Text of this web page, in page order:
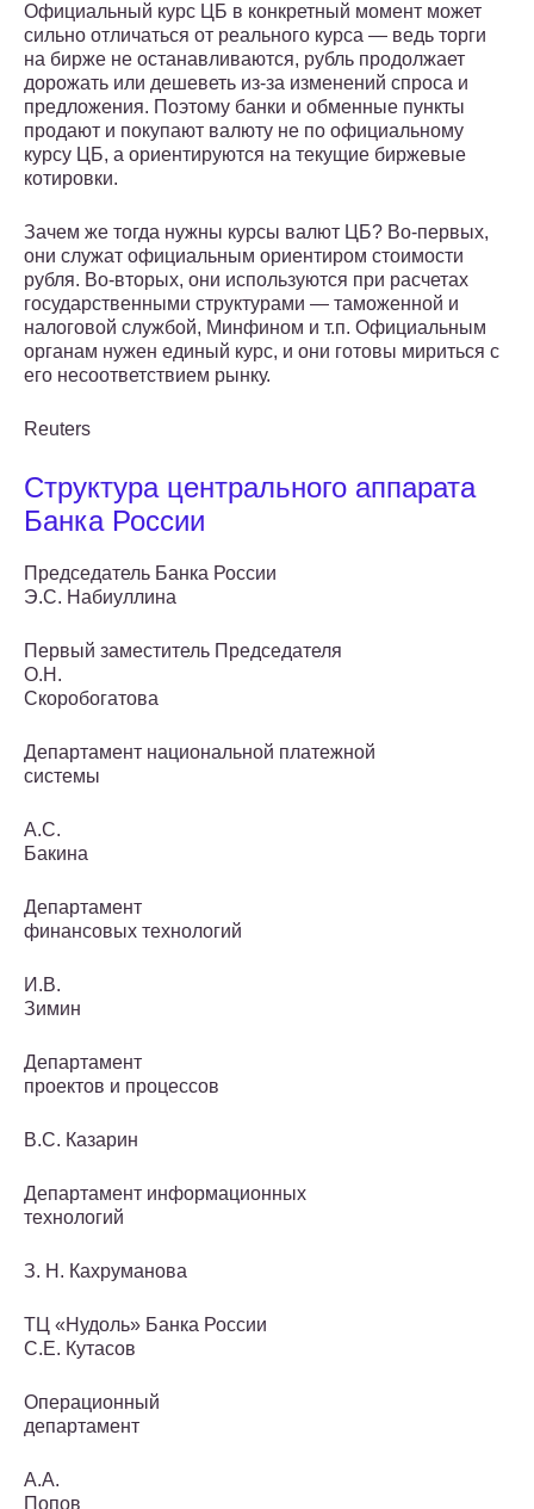
Официальный курс ЦБ в конкретный момент может
сильно отличаться от реального курса — ведь торги
на бирже не останавливаются, рубль продолжает
дорожать или дешеветь из-за изменений спроса и
предложения. Поэтому банки и обменные пункты
продают и покупают валюту не по официальному
курсу ЦБ, а ориентируются на текущие биржевые
котировки.
Зачем же тогда нужны курсы валют ЦБ? Во-первых,
они служат официальным ориентиром стоимости
рубля. Во-вторых, они используются при расчетах
государственными структурами — таможенной и
налоговой службой, Минфином и т.п. Официальным
органам нужен единый курс, и они готовы мириться с
его несоответствием рынку.
Reuters
Структура центрального аппарата
Банка России
Председатель Банка России
Э.С. Набиуллина
Первый заместитель Председателя
О.Н.
Скоробогатова
Департамент национальной платежной
системы
А.С.
Бакина
Департамент
финансовых технологий
И.В.
Зимин
Департамент
проектов и процессов
В.С. Казарин
Департамент информационных
технологий
З. Н. Кахруманова
ТЦ «Нудоль» Банка России
С.Е. Кутасов
Операционный
департамент
А.А.
Попов